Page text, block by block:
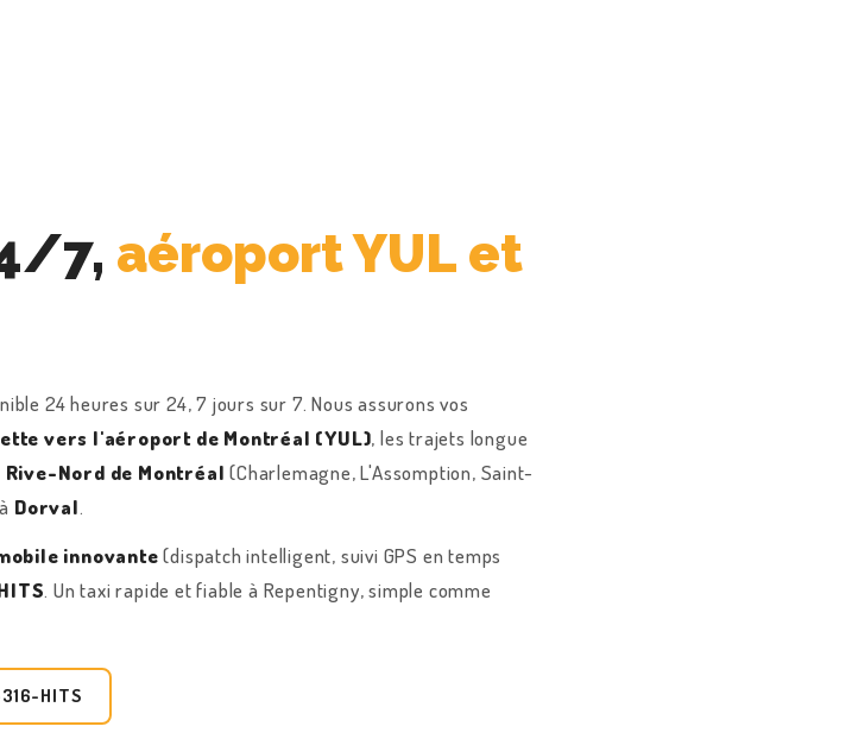
7, aéroport YUL et
24 heures sur 24, 7 jours sur 7. Nous assurons vos
vers l'aéroport de Montréal (YUL), les trajets longue
Rive-Nord de Montréal (Charlemagne, L'Assomption, Saint-
Dorval.
innovante(dispatch intelligent, suivi GPS en temps
. Un taxi rapide et fiable à Repentigny, simple comme
HITS